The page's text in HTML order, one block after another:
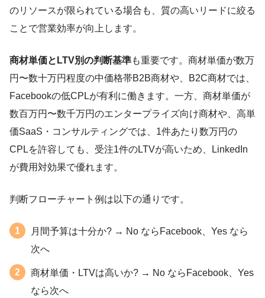
のリソースが限られている場合も、質の高いリードに絞る
ことで営業効率が向上します。
商材単価とLTV別の判断基準も重要です。商材単価が数万
円〜数十万円程度の中価格帯B2B商材や、B2C商材では、
Facebookの低CPLが有利に働きます。一方、商材単価が
数百万円〜数千万円のエンタープライズ向け商材や、高単
価SaaS・コンサルティングでは、1件あたり数万円の
CPLを許容しても、受注1件のLTVが高いため、LinkedIn
が費用対効果で優れます。
判断フローチャート例は以下の通りです。
月間予算は十分か? → No ならFacebook、Yes なら
次へ
商材単価・LTVは高いか? → No ならFacebook、Yes
なら次へ